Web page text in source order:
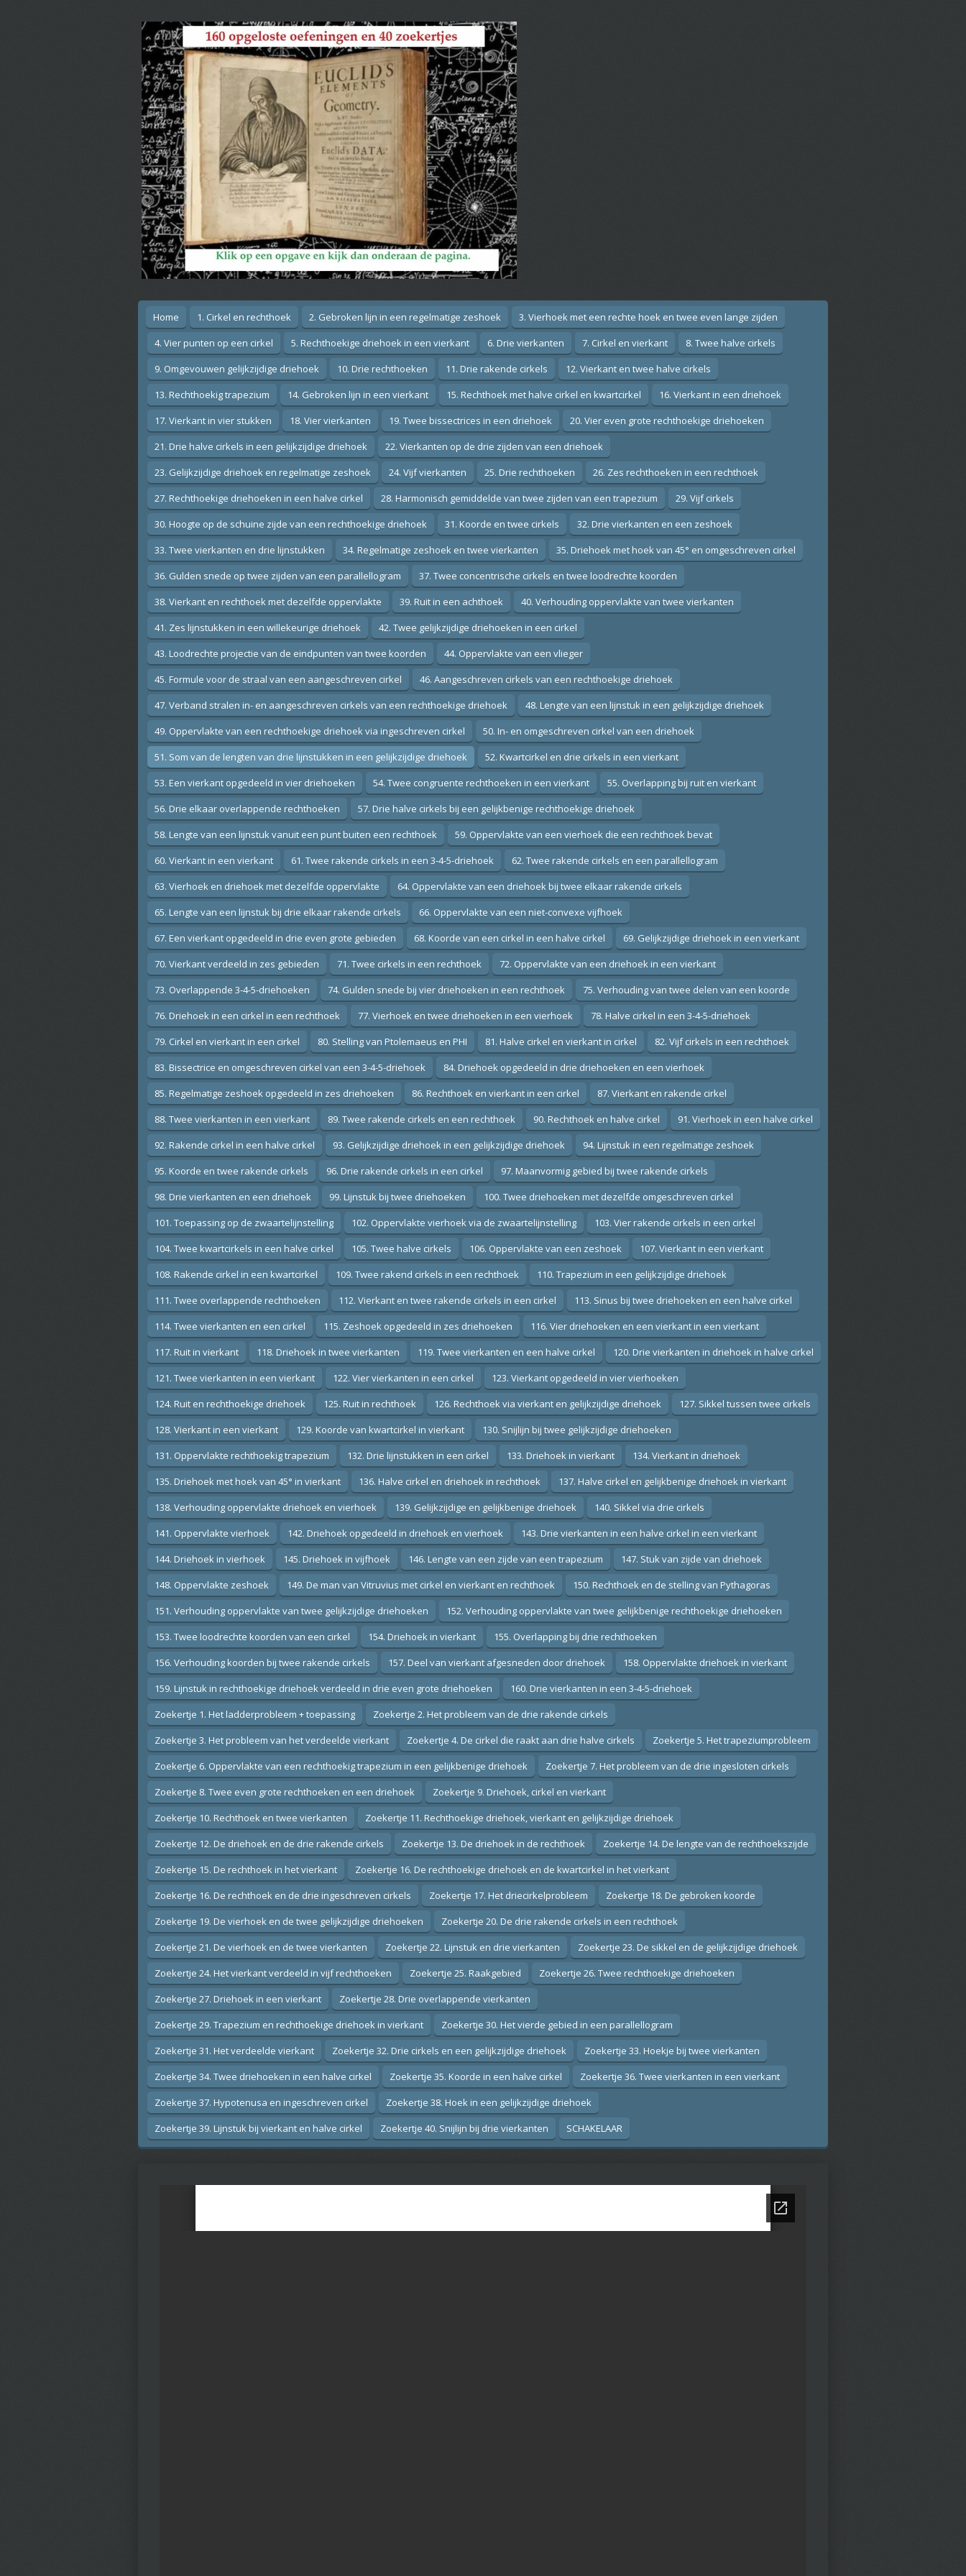
Home 1. Cirkel en rechthoek 2. Gebroken lijn in een regelmatige zeshoek
3. Vierhoek met een rechte hoek en twee even lange zijden
4. Vier punten op een cirkel
5. Rechthoekige driehoek in een vierkant 6. Drie vierkanten 7. Cirkel en vierkant
8. Twee halve cirkels
9. Omgevouwen gelijkzijdige driehoek
10. Drie rechthoeken 11. Drie rakende cirkels
12. Vierkant en twee halve cirkels
13. Rechthoekig trapezium
14. Gebroken lijn in een vierkant 15. Rechthoek met halve cirkel en kwartcirkel
16. Vierkant in een driehoek
17. Vierkant in vier stukken
18. Vier vierkanten 19. Twee bissectrices in een driehoek
20. Vier even grote rechthoekige driehoeken
21. Drie halve cirkels in een gelijkzijdige driehoek
22. Vierkanten op de drie zijden van een driehoek
23. Gelijkzijdige driehoek en regelmatige zeshoek
24. Vijf vierkanten 25. Drie rechthoeken
26. Zes rechthoeken in een rechthoek
27. Rechthoekige driehoeken in een halve cirkel
28. Harmonisch gemiddelde van twee zijden van een trapezium
29. Vijf cirkels
30. Hoogte op de schuine zijde van een rechthoekige driehoek
31. Koorde en twee cirkels
32. Drie vierkanten en een zeshoek
33. Twee vierkanten en drie lijnstukken
34. Regelmatige zeshoek en twee vierkanten
35. Driehoek met hoek van 45° en omgeschreven cirkel
36. Gulden snede op twee zijden van een parallellogram
37. Twee concentrische cirkels en twee loodrechte koorden
38. Vierkant en rechthoek met dezelfde oppervlakte
39. Ruit in een achthoek
40. Verhouding oppervlakte van twee vierkanten
41. Zes lijnstukken in een willekeurige driehoek
42. Twee gelijkzijdige driehoeken in een cirkel
43. Loodrechte projectie van de eindpunten van twee koorden
44. Oppervlakte van een vlieger
45. Formule voor de straal van een aangeschreven cirkel
46. Aangeschreven cirkels van een rechthoekige driehoek
47. Verband stralen in- en aangeschreven cirkels van een rechthoekige driehoek
48. Lengte van een lijnstuk in een gelijkzijdige driehoek
49. Oppervlakte van een rechthoekige driehoek via ingeschreven cirkel
50. In- en omgeschreven cirkel van een driehoek
51. Som van de lengten van drie lijnstukken in een gelijkzijdige driehoek
52. Kwartcirkel en drie cirkels in een vierkant
53. Een vierkant opgedeeld in vier driehoeken
54. Twee congruente rechthoeken in een vierkant
55. Overlapping bij ruit en vierkant
56. Drie elkaar overlappende rechthoeken
57. Drie halve cirkels bij een gelijkbenige rechthoekige driehoek
58. Lengte van een lijnstuk vanuit een punt buiten een rechthoek
59. Oppervlakte van een vierhoek die een rechthoek bevat
60. Vierkant in een vierkant
61. Twee rakende cirkels in een 3-4-5-driehoek
62. Twee rakende cirkels en een parallellogram
63. Vierhoek en driehoek met dezelfde oppervlakte
64. Oppervlakte van een driehoek bij twee elkaar rakende cirkels
65. Lengte van een lijnstuk bij drie elkaar rakende cirkels
66. Oppervlakte van een niet-convexe vijfhoek
67. Een vierkant opgedeeld in drie even grote gebieden
68. Koorde van een cirkel in een halve cirkel
69. Gelijkzijdige driehoek in een vierkant
70. Vierkant verdeeld in zes gebieden
71. Twee cirkels in een rechthoek
72. Oppervlakte van een driehoek in een vierkant
73. Overlappende 3-4-5-driehoeken
74. Gulden snede bij vier driehoeken in een rechthoek
75. Verhouding van twee delen van een koorde
76. Driehoek in een cirkel in een rechthoek
77. Vierhoek en twee driehoeken in een vierhoek
78. Halve cirkel in een 3-4-5-driehoek
79. Cirkel en vierkant in een cirkel
80. Stelling van Ptolemaeus en PHI 81. Halve cirkel en vierkant in cirkel
82. Vijf cirkels in een rechthoek
83. Bissectrice en omgeschreven cirkel van een 3-4-5-driehoek
84. Driehoek opgedeeld in drie driehoeken en een vierhoek
85. Regelmatige zeshoek opgedeeld in zes driehoeken
86. Rechthoek en vierkant in een cirkel
87. Vierkant en rakende cirkel
88. Twee vierkanten in een vierkant
89. Twee rakende cirkels en een rechthoek 90. Rechthoek en halve cirkel
91. Vierhoek in een halve cirkel
92. Rakende cirkel in een halve cirkel
93. Gelijkzijdige driehoek in een gelijkzijdige driehoek
94. Lijnstuk in een regelmatige zeshoek
95. Koorde en twee rakende cirkels
96. Drie rakende cirkels in een cirkel
97. Maanvormig gebied bij twee rakende cirkels
98. Drie vierkanten en een driehoek
99. Lijnstuk bij twee driehoeken
100. Twee driehoeken met dezelfde omgeschreven cirkel
101. Toepassing op de zwaartelijnstelling
102. Oppervlakte vierhoek via de zwaartelijnstelling
103. Vier rakende cirkels in een cirkel
104. Twee kwartcirkels in een halve cirkel
105. Twee halve cirkels 106. Oppervlakte van een zeshoek
107. Vierkant in een vierkant
108. Rakende cirkel in een kwartcirkel
109. Twee rakend cirkels in een rechthoek
110. Trapezium in een gelijkzijdige driehoek
111. Twee overlappende rechthoeken
112. Vierkant en twee rakende cirkels in een cirkel
113. Sinus bij twee driehoeken en een halve cirkel
114. Twee vierkanten en een cirkel
115. Zeshoek opgedeeld in zes driehoeken
116. Vier driehoeken en een vierkant in een vierkant
117. Ruit in vierkant
118. Driehoek in twee vierkanten 119. Twee vierkanten en een halve cirkel
120. Drie vierkanten in driehoek in halve cirkel
121. Twee vierkanten in een vierkant
122. Vier vierkanten in een cirkel
123. Vierkant opgedeeld in vier vierhoeken
124. Ruit en rechthoekige driehoek
125. Ruit in rechthoek 126. Rechthoek via vierkant en gelijkzijdige driehoek
127. Sikkel tussen twee cirkels
128. Vierkant in een vierkant
129. Koorde van kwartcirkel in vierkant
130. Snijlijn bij twee gelijkzijdige driehoeken
131. Oppervlakte rechthoekig trapezium
132. Drie lijnstukken in een cirkel 133. Driehoek in vierkant
134. Vierkant in driehoek
135. Driehoek met hoek van 45° in vierkant
136. Halve cirkel en driehoek in rechthoek
137. Halve cirkel en gelijkbenige driehoek in vierkant
138. Verhouding oppervlakte driehoek en vierhoek
139. Gelijkzijdige en gelijkbenige driehoek
140. Sikkel via drie cirkels
141. Oppervlakte vierhoek
142. Driehoek opgedeeld in driehoek en vierhoek
143. Drie vierkanten in een halve cirkel in een vierkant
144. Driehoek in vierhoek
145. Driehoek in vijfhoek 146. Lengte van een zijde van een trapezium
147. Stuk van zijde van driehoek
148. Oppervlakte zeshoek
149. De man van Vitruvius met cirkel en vierkant en rechthoek
150. Rechthoek en de stelling van Pythagoras
151. Verhouding oppervlakte van twee gelijkzijdige driehoeken
152. Verhouding oppervlakte van twee gelijkbenige rechthoekige driehoeken
153. Twee loodrechte koorden van een cirkel
154. Driehoek in vierkant
155. Overlapping bij drie rechthoeken
156. Verhouding koorden bij twee rakende cirkels
157. Deel van vierkant afgesneden door driehoek
158. Oppervlakte driehoek in vierkant
159. Lijnstuk in rechthoekige driehoek verdeeld in drie even grote driehoeken
160. Drie vierkanten in een 3-4-5-driehoek
Zoekertje 1. Het ladderprobleem + toepassing
Zoekertje 2. Het probleem van de drie rakende cirkels
Zoekertje 3. Het probleem van het verdeelde vierkant
Zoekertje 4. De cirkel die raakt aan drie halve cirkels
Zoekertje 5. Het trapeziumprobleem
Zoekertje 6. Oppervlakte van een rechthoekig trapezium in een gelijkbenige driehoek
Zoekertje 7. Het probleem van de drie ingesloten cirkels
Zoekertje 8. Twee even grote rechthoeken en een driehoek
Zoekertje 9. Driehoek, cirkel en vierkant
Zoekertje 10. Rechthoek en twee vierkanten
Zoekertje 11. Rechthoekige driehoek, vierkant en gelijkzijdige driehoek
Zoekertje 12. De driehoek en de drie rakende cirkels
Zoekertje 13. De driehoek in de rechthoek
Zoekertje 14. De lengte van de rechthoekszijde
Zoekertje 15. De rechthoek in het vierkant
Zoekertje 16. De rechthoekige driehoek en de kwartcirkel in het vierkant
Zoekertje 16. De rechthoek en de drie ingeschreven cirkels
Zoekertje 17. Het driecirkelprobleem
Zoekertje 18. De gebroken koorde
Zoekertje 19. De vierhoek en de twee gelijkzijdige driehoeken
Zoekertje 20. De drie rakende cirkels in een rechthoek
Zoekertje 21. De vierhoek en de twee vierkanten
Zoekertje 22. Lijnstuk en drie vierkanten
Zoekertje 23. De sikkel en de gelijkzijdige driehoek
Zoekertje 24. Het vierkant verdeeld in vijf rechthoeken
Zoekertje 25. Raakgebied
Zoekertje 26. Twee rechthoekige driehoeken
Zoekertje 27. Driehoek in een vierkant
Zoekertje 28. Drie overlappende vierkanten
Zoekertje 29. Trapezium en rechthoekige driehoek in vierkant
Zoekertje 30. Het vierde gebied in een parallellogram
Zoekertje 31. Het verdeelde vierkant
Zoekertje 32. Drie cirkels en een gelijkzijdige driehoek
Zoekertje 33. Hoekje bij twee vierkanten
Zoekertje 34. Twee driehoeken in een halve cirkel
Zoekertje 35. Koorde in een halve cirkel
Zoekertje 36. Twee vierkanten in een vierkant
Zoekertje 37. Hypotenusa en ingeschreven cirkel
Zoekertje 38. Hoek in een gelijkzijdige driehoek
Zoekertje 39. Lijnstuk bij vierkant en halve cirkel
Zoekertje 40. Snijlijn bij drie vierkanten SCHAKELAAR